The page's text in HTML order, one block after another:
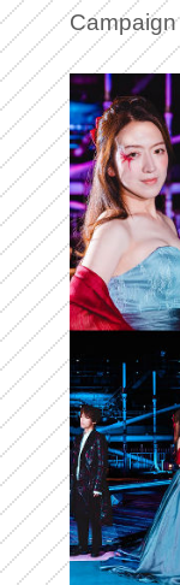
Domnin
Campaign